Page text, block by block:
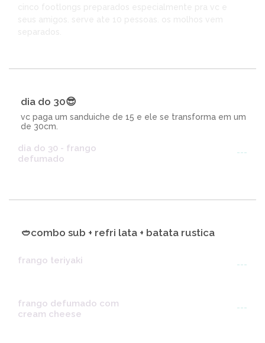
cinco footlongs preparados especialmente pra vc e
dia do 30😎
vc paga um sanduiche de 15 e ele se transforma em um
de 30cm.
dia do 30 - frango
defumado
---
🥙combo sub + refri lata + batata rustica
frango teriyaki ---
frango defumado com
cream cheese
---